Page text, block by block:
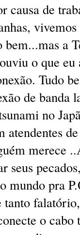
causa de
bem...mas a
o que
Tudo
de banda
no
atendentes
merece
seus
mundo pra
tanto
o